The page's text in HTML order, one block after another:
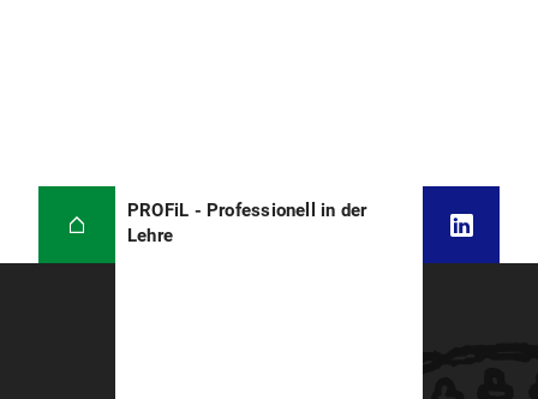
PROFiL - Professionell in der
Lehre